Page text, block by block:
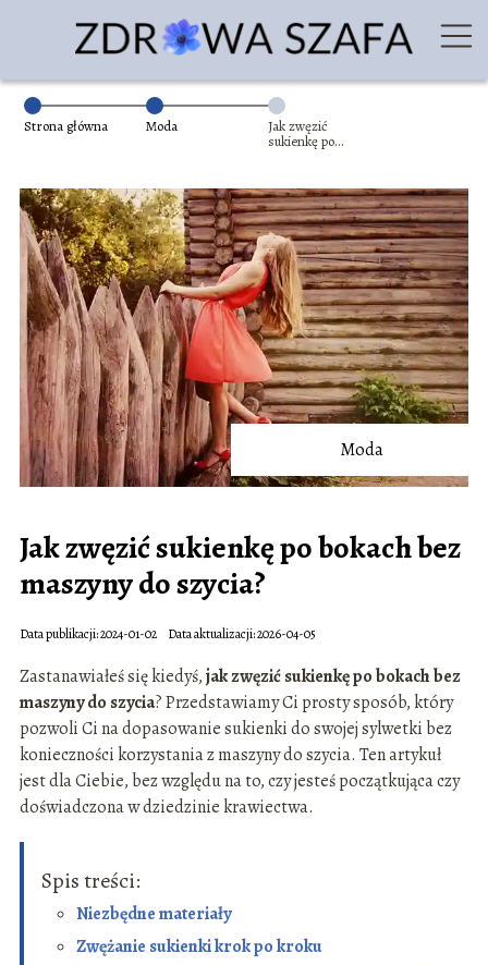
Strona główna Moda
Jak zwęzić
sukienkę po
szycia?
Moda
Jak zwęzić sukienkę po bokach bez
maszyny do szycia?
Data publikacji: 2024-01-02 Data aktualizacji: 2026-04-05
Zastanawiałeś się kiedyś,jak zwęzić sukienkę po bokach bez
maszyny do szycia? Przedstawiamy Ci prosty sposób, który
pozwoli Ci na dopasowanie sukienki do swojej sylwetki bez
konieczności korzystania z maszyny do szycia. Ten artykuł
jest dla Ciebie, bez względu na to, czy jesteś początkująca czy
doświadczona w dziedzinie krawiectwa.
Spis treści:
Niezbędne materiały
Zwężanie sukienki krok po kroku